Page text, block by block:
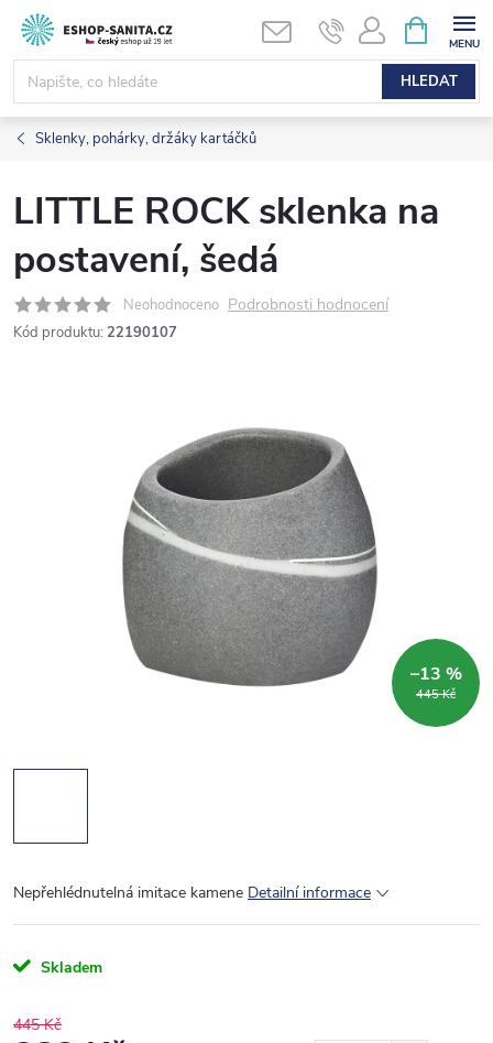
Přejít
obsah
HLEDAT
NÁKUPNÍ
KOŠÍK
Sklenky, pohárky, držáky kartáčků
LITTLE ROCK sklenka na
postavení, šedá
Neohodnoceno Podrobnosti hodnocení
Kód produktu: 22190107
445 Kč
–13 %
Nepřehlédnutelná imitace kamene Detailní informace
Skladem
445 Kč